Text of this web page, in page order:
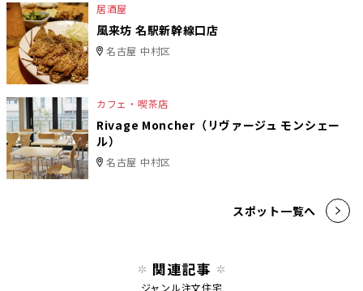
居酒屋
風来坊 名駅新幹線口店
名古屋 中村区
カフェ・喫茶店
Rivage Moncher（リヴァージュ モンシェー
ル）
名古屋 中村区
スポット一覧へ
関連記事
ジャンル注文住宅